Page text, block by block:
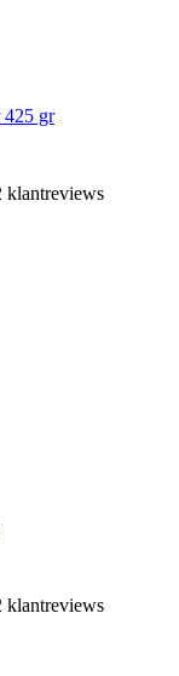
gr
klantreviews
klantreviews